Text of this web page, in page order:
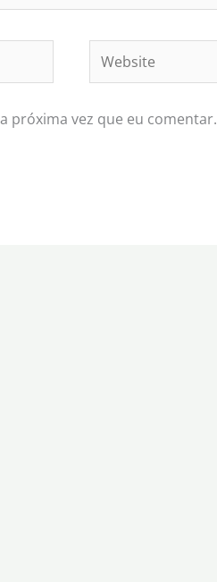
Website
próxima vez que eu comentar.